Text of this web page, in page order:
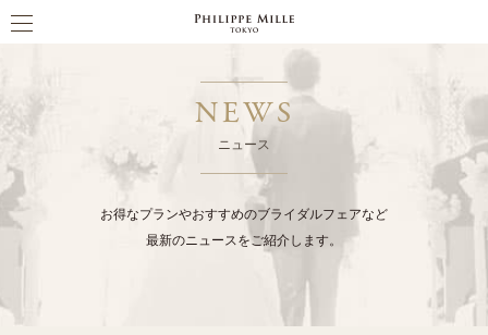
NEWS
ニュース
お得なプランやおすすめのブライダルフェアなど
最新のニュースをご紹介します。